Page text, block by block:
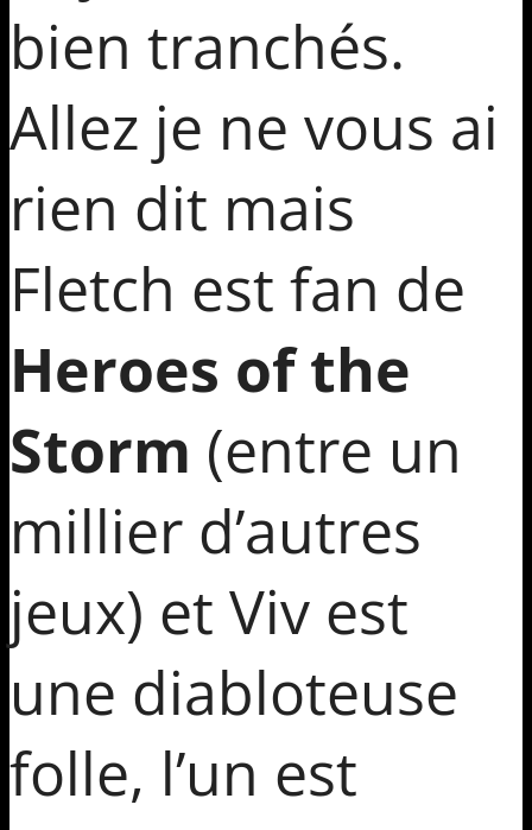
bien tranchés.
Allez je ne vous ai
rien dit mais
Fletch est fan de
Heroes of the
Storm (entre un
millier d’autres
jeux) et Viv est
une diabloteuse
folle, l’un est